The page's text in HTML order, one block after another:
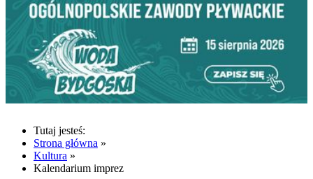
Tutaj jesteś:
Strona główna »
Kultura »
Kalendarium imprez